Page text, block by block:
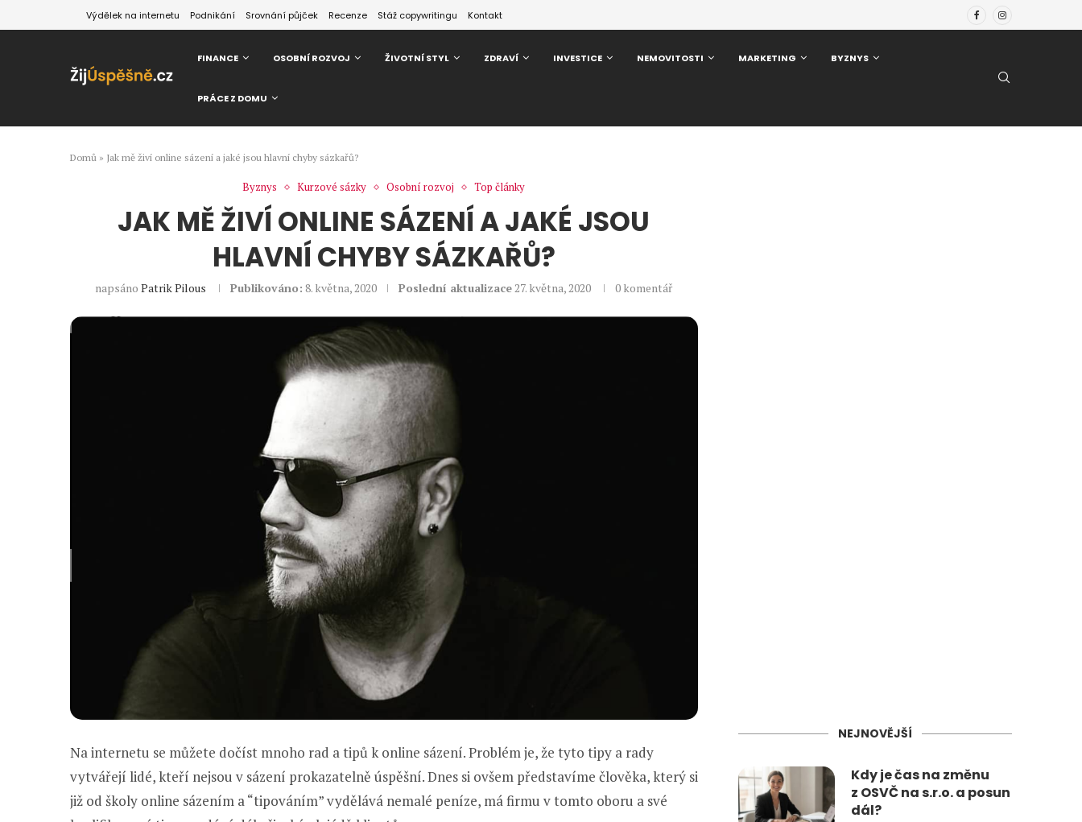
Výdělek na internetu Podnikání Srovnání půjček Recenze Stáž copywritingu Kontakt
FINANCE OSOBNÍ ROZVOJ ŽIVOTNÍ STYL ZDRAVÍ INVESTICE NEMOVITOSTI MARKETING BYZNYS
PRÁCE Z DOMU
Domů » Jak mě živí online sázení a jaké jsou hlavní chyby sázkařů?
Byznys Kurzové sázky Osobní rozvoj Top články
JAK MĚ ŽIVÍ ONLINE SÁZENÍ A JAKÉ JSOU
HLAVNÍ CHYBY SÁZKAŘŮ?
napsánoPatrik Pilous Publikováno: 8. května, 2020 Poslední aktualizace27. května, 2020 0 komentář
Na internetu se můžete dočíst mnoho rad a tipů k online sázení. Problém je, že tyto tipy a rady
vytvářejí lidé, kteří nejsou v sázení prokazatelně úspěšní. Dnes si ovšem představíme člověka, který si
již od školy online sázením a “tipováním” vydělává nemalé peníze, má firmu v tomto oboru a své
NEJNOVĚJŠÍ
Kdy je čas na změnu
z OSVČ na s.r.o. a posun
dál?